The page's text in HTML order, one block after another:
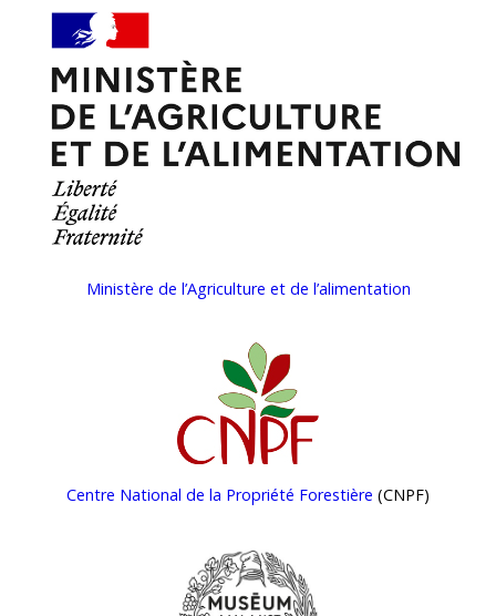
Ministère de l’Agriculture et de l’alimentation
Centre National de la Propriété Forestière (CNPF)